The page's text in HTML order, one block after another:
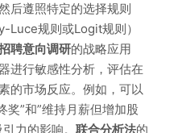
后遵照特定的选择规则
Luce规则或Logit规则）
聘意向调研的战略应用
进行敏感性分析，评估在
的市场反应。例如，可以
奖”和”维持月薪但增加股
力的影响。 联合分析法的